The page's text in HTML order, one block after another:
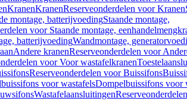
KranenKranenReserveonderdelen voor Kranen
montage, batterijvoedingStaande montage,
voor Staande montage,
batterijvoedingWandmontage,
Andere kranenReserveonderdelen voor
voor Voor wastafelkranen
Reserveonderdelen voor Buissifons
voor wastafelsDompelbuissifons voor
Wastafelaansluitingen